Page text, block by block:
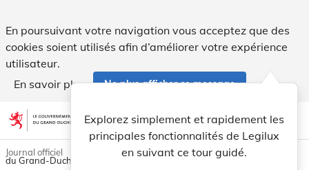
En poursuivant votre navigation vous acceptez que des
cookies soient utilisés afin d’améliorer votre expérience
utilisateur.
En savoir plus
Ne plus afficher ce message
Aller au contenu account_circle help Aide
Explorez simplement et rapidement les
principales fonctionnalités de Legilux
en suivant ce tour guidé.
light_mode dark_mode
Journal officiel
du Grand-Duché de Luxembourg